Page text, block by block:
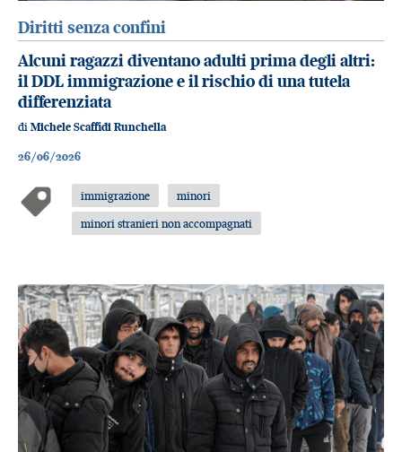
Diritti senza confini
Alcuni ragazzi diventano adulti prima degli altri:
il DDL immigrazione e il rischio di una tutela
differenziata
di Michele Scaffidi Runchella
26/06/2026
immigrazione
minori
minori stranieri non accompagnati